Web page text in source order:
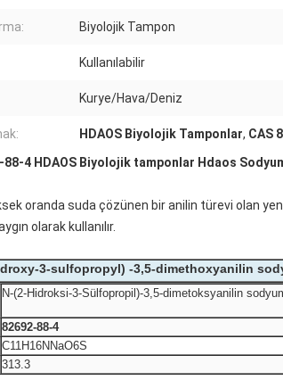
Biyolojik Tampon
Kullanılabilir
Kurye/Hava/Deniz
HDAOS Biyolojik Tamponlar, CAS
88-4 HDAOS Biyolojik tamponlar Hdaos
oranda suda çözünen bir anilin türevi olan
olarak kullanılır.
3-sulfopropyl) -3,5-dimethoxyanilin
N-(2-Hidroksi-3-Sülfopropil)-3,5-dimetoksyanilin
82692-88-4
C11H16NNaO6S
313.3